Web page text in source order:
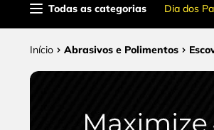
Todas as categorias Dia dos
Abrasivos e Polimentos
parafusadeira
serra circular